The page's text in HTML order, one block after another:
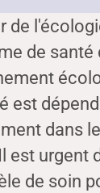
de
de
est
dans
est urgent
de soin